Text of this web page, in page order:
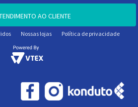
AO CLIENTE
Nossas lojas Política de privacidade